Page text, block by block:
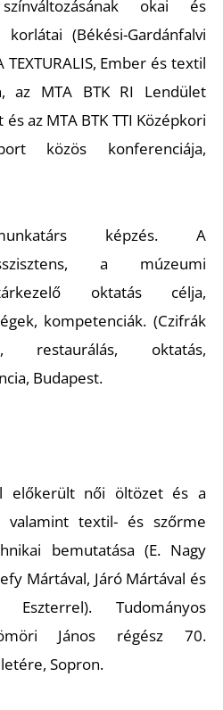
okai és
korlátai (Békési-Gardánfalvi
TEXTURALIS, Ember és textil
az MTA BTK RI Lendület
az MTA BTK TTI Középkori
közös konferenciája,
képzés. A
a múzeumi
oktatás célja,
kompetenciák. (Czifrák
restaurálás, oktatás,
Budapest.
előkerült női öltözet és a
valamint textil- és szőrme
bemutatása (E. Nagy
Mártával, Járó Mártával és
Eszterrel). Tudományos
János régész 70.
Sopron.